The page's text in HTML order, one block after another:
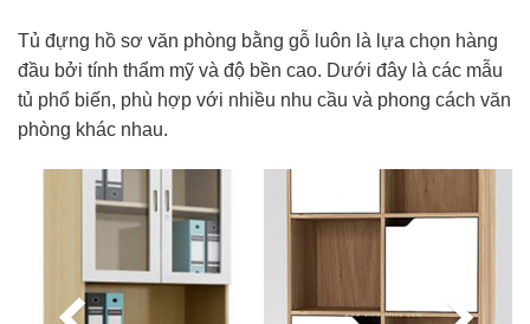
Tủ đựng hồ sơ văn phòng bằng gỗ luôn là lựa chọn hàng
đầu bởi tính thẩm mỹ và độ bền cao. Dưới đây là các mẫu
tủ phổ biến, phù hợp với nhiều nhu cầu và phong cách văn
phòng khác nhau.